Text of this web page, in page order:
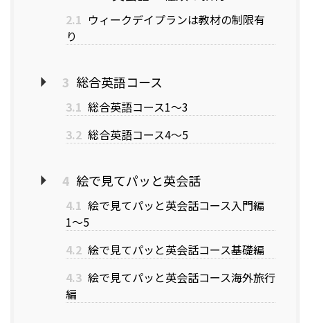
2.1 ウィークデイプランは教材の制限有
り
3 総合英語コース
3.1 総合英語コース1〜3
3.2 総合英語コース4〜5
4 絵で見てパッと英会話
4.1 絵で見てパッと英会話コース入門編
1〜5
4.2 絵で見てパッと英会話コース基礎編
4.3 絵で見てパッと英会話コース海外旅行
編